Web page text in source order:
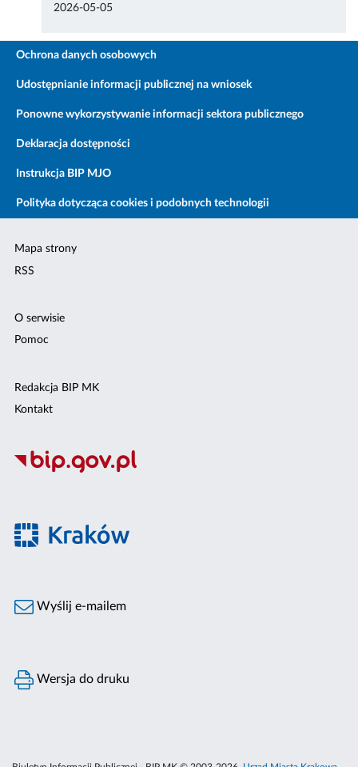
2026-05-05
Ochrona danych osobowych
Udostępnianie informacji publicznej na wniosek
Ponowne wykorzystywanie informacji sektora publicznego
Deklaracja dostępności
Instrukcja BIP MJO
Polityka dotycząca cookies i podobnych technologii
Mapa strony
RSS
O serwisie
Pomoc
Redakcja BIP MK
Kontakt
Wyślij e-mailem
Wersja do druku